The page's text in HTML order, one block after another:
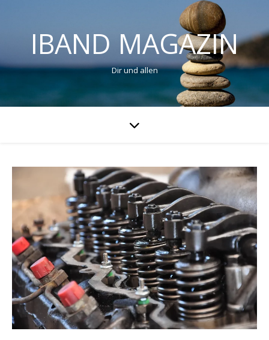
IBAND MAGAZIN
Dir und allen